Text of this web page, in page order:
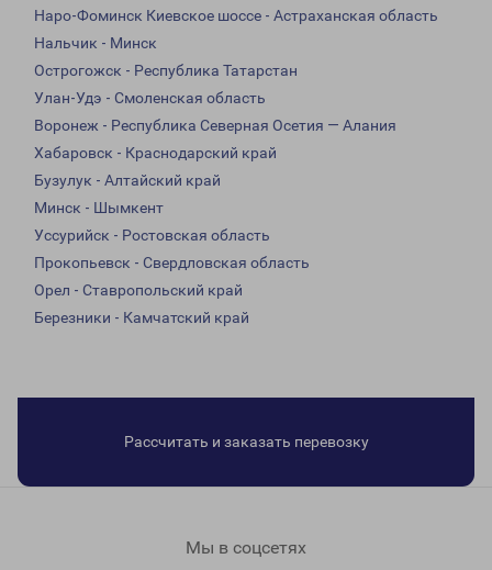
Наро-Фоминск Киевское шоссе - Астраханская область
Нальчик - Минск
Острогожск - Республика Татарстан
Улан-Удэ - Смоленская область
Воронеж - Республика Северная Осетия — Алания
Хабаровск - Краснодарский край
Бузулук - Алтайский край
Минск - Шымкент
Уссурийск - Ростовская область
Прокопьевск - Свердловская область
Орел - Ставропольский край
Березники - Камчатский край
Рассчитать и заказать перевозку
Мы в соцсетях